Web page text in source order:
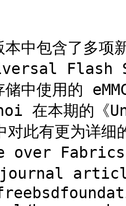
本中包含了多项
Flash
储中使用的
在本期的
对此有更为详
over Fabrics
[journal